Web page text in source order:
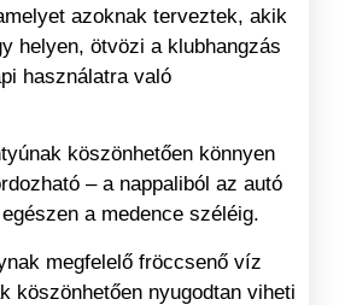
azoknak terveztek, akik
helyen, ötvözi a klubhangzás
használatra való
köszönhetően könnyen
– a nappaliból az autó
a medence széléig.
megfelelő fröccsenő víz
köszönhetően nyugodtan viheti